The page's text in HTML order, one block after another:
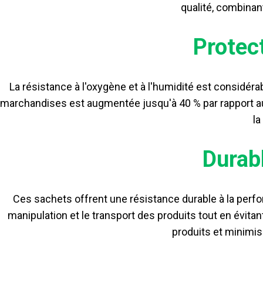
qualité,
La résistance à l'oxygène et à l'humidité est
marchandises est augmentée jusqu'à 40 % par rapport
Ces sachets offrent une résistance durable à la
manipulation et le transport des produits tout en
produits et